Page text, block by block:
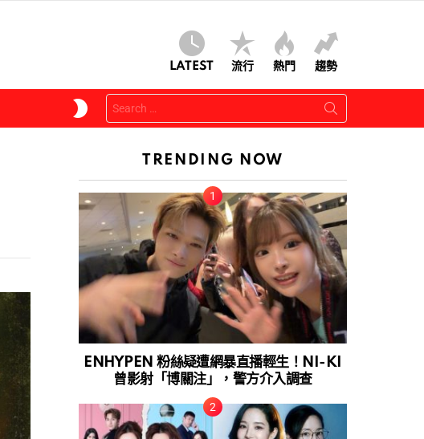
LATEST 流行 熱門 趨勢
SKIN
Search
for:
TRENDING NOW
ENHYPEN 粉絲疑遭網暴直播輕生！NI-KI
曾影射「博關注」，警方介入調查